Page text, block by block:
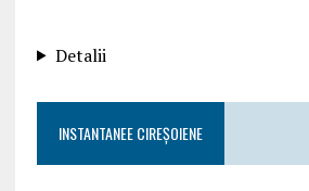
Detalii
INSTANTANEE CIREȘOIENE